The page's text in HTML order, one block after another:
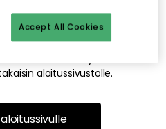
ei enää ole tai siitä, että se
tästä mahdollisesti
aloitussivustolle.
Accept All Cookies